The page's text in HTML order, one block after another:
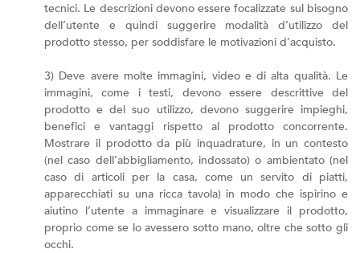
tecnici. Le descrizioni devono essere focalizzate sul bisogno
dell’utente e quindi suggerire modalità d’utilizzo del
prodotto stesso, per soddisfare le motivazioni d’acquisto.
3) Deve avere molte immagini, video e di alta qualità. Le
immagini, come i testi, devono essere descrittive del
prodotto e del suo utilizzo, devono suggerire impieghi,
benefici e vantaggi rispetto al prodotto concorrente.
Mostrare il prodotto da più inquadrature, in un contesto
(nel caso dell’abbigliamento, indossato) o ambientato (nel
caso di articoli per la casa, come un servito di piatti,
apparecchiati su una ricca tavola) in modo che ispirino e
aiutino l’utente a immaginare e visualizzare il prodotto,
proprio come se lo avessero sotto mano, oltre che sotto gli
occhi.